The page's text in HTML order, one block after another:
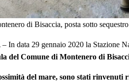
di Bisaccia, posta sotto
data 29 gennaio 2020 la Stazione
del Comune di Montenero di
del mare, sono stati rinvenuti